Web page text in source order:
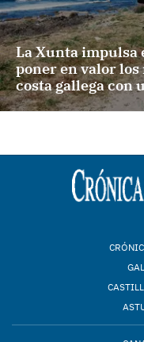
La Xunta impulsa
poner en valor los
costa gallega con